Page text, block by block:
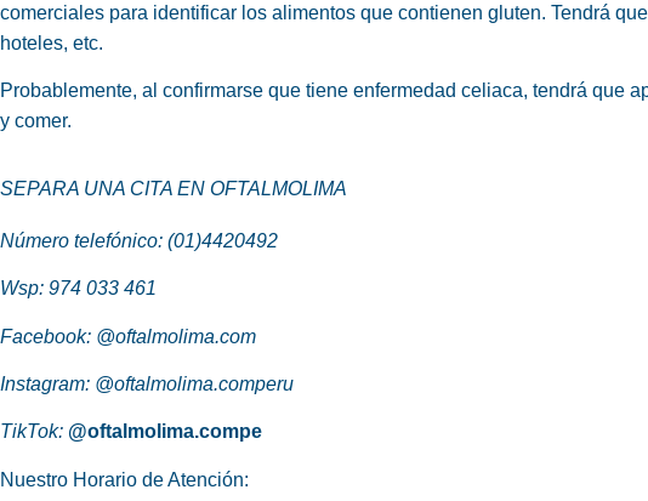
comerciales para identificar los alimentos que contienen gluten. Tendrá
hoteles, etc.
Probablemente, al confirmarse que tiene enfermedad celiaca, tendrá que
y comer.
SEPARA UNA CITA EN OFTALMOLIMA
Número telefónico: (01)4420492
Wsp: 974 033 461
Facebook: @oftalmolima.com
Instagram: @oftalmolima.comperu
TikTok: @oftalmolima.compe
Nuestro Horario de Atención: